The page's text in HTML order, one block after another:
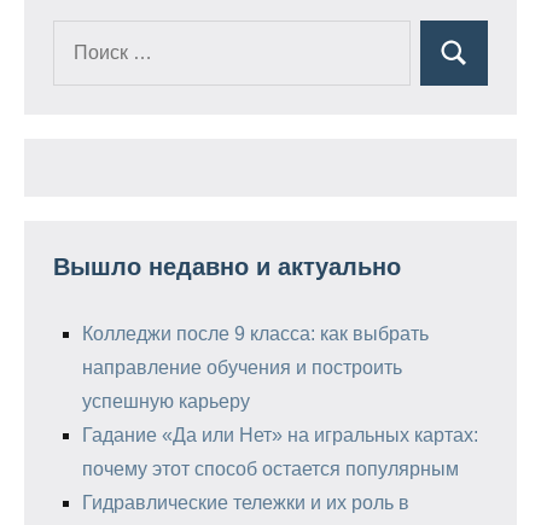
Поиск
Вышло недавно и актуально
Колледжи после 9 класса: как выбрать
направление обучения и построить
успешную карьеру
Гадание «Да или Нет» на игральных картах:
почему этот способ остается популярным
Гидравлические тележки и их роль в